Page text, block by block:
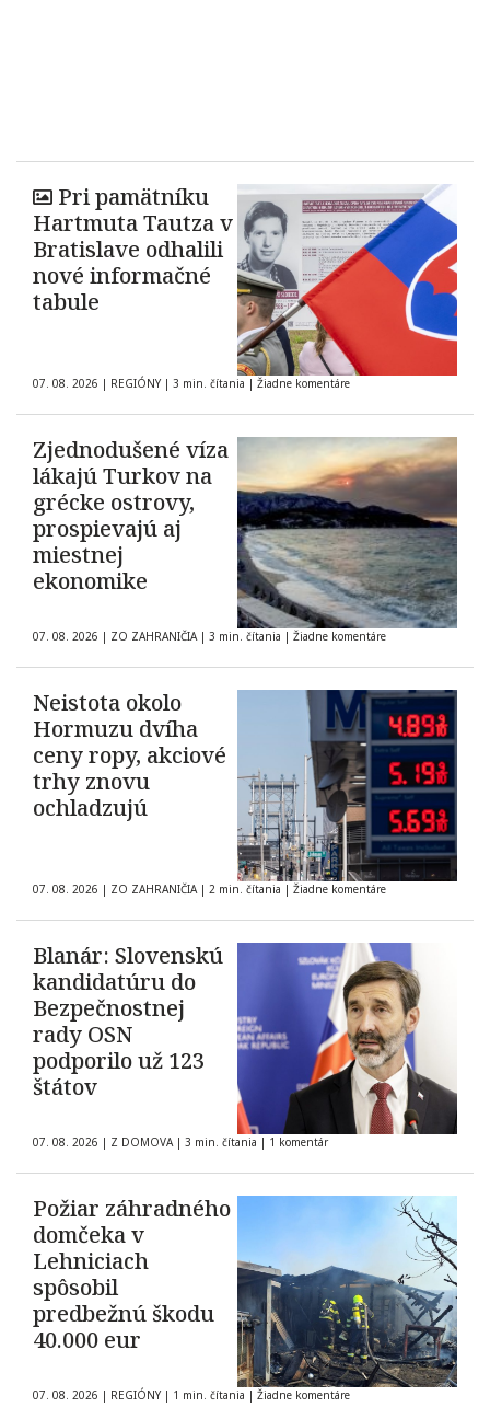
Pri pamätníku
Hartmuta Tautza v
Bratislave odhalili
nové informačné
tabule
07. 08. 2026 | REGIÓNY | 3 min. čítania | Žiadne komentáre
Zjednodušené víza
lákajú Turkov na
grécke ostrovy,
prospievajú aj
miestnej
ekonomike
07. 08. 2026 | ZO ZAHRANIČIA | 3 min. čítania | Žiadne komentáre
Neistota okolo
Hormuzu dvíha
ceny ropy, akciové
trhy znovu
ochladzujú
07. 08. 2026 | ZO ZAHRANIČIA | 2 min. čítania | Žiadne komentáre
Blanár: Slovenskú
kandidatúru do
Bezpečnostnej
rady OSN
podporilo už 123
štátov
07. 08. 2026 | Z DOMOVA | 3 min. čítania | 1 komentár
Požiar záhradného
domčeka v
Lehniciach
spôsobil
predbežnú škodu
40.000 eur
07. 08. 2026 | REGIÓNY | 1 min. čítania | Žiadne komentáre